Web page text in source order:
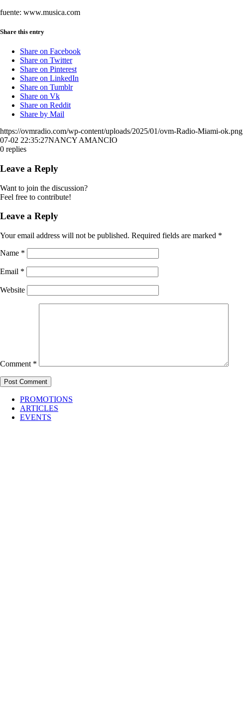
fuente: www.musica.com
Share this entry
Share on Facebook
Share on Twitter
Share on Pinterest
Share on LinkedIn
Share on Tumblr
Share on Vk
Share on Reddit
Share by Mail
https://ovmradio.com/wp-content/uploads/2025/01/ovm-Radio-Miami-ok.png
07-02 22:35:27NANCY AMANCIO
0 replies
Leave a Reply
Want to join the discussion?
Feel free to contribute!
Leave a Reply
Your email address will not be published. Required fields are marked *
Name *
Email *
Website
Comment *
PROMOTIONS
ARTICLES
EVENTS